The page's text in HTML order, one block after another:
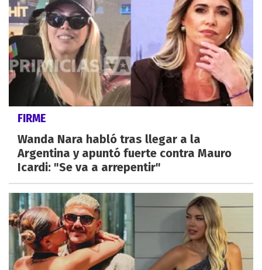
FIRME
Wanda Nara habló tras llegar a la
Argentina y apuntó fuerte contra Mauro
Icardi: "Se va a arrepentir"